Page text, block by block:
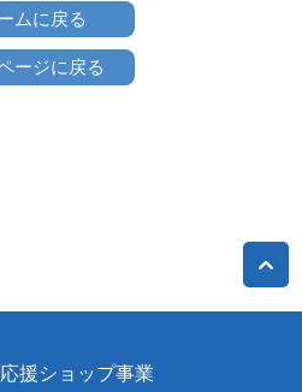
ムに戻る
ージに戻る
援ショップ事業